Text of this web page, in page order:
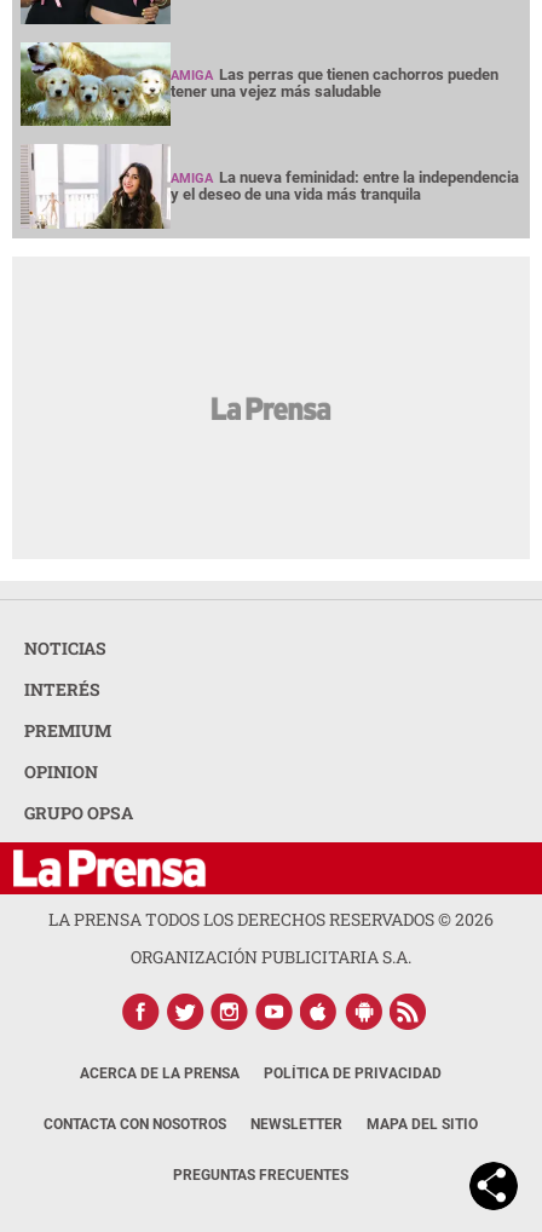
AMIGA Las perras que tienen cachorros pueden
tener una vejez más saludable
AMIGA La nueva feminidad: entre la independencia
y el deseo de una vida más tranquila
NOTICIAS
INTERÉS
PREMIUM
OPINION
GRUPO OPSA
LA PRENSA TODOS LOS DERECHOS RESERVADOS ©2026
ORGANIZACIÓN PUBLICITARIA S.A.
ACERCA DE LA PRENSA POLÍTICA DE PRIVACIDAD
CONTACTA CON NOSOTROS NEWSLETTER MAPA DEL SITIO
PREGUNTAS FRECUENTES